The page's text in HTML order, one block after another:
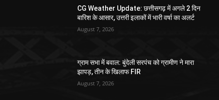
CG Weather Update: छत्तीसगढ़ में अगले 2 दिन
बारिश के आसार, उत्तरी इलाकों में भारी वर्षा का अलर्ट
August 7, 2026
ग्राम सभा में बवाल: बुंदेली सरपंच को ग्रामीण ने मारा
झापड़, तीन के खिलाफ FIR
August 7, 2026